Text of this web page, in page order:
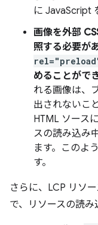
に JavaScript
画像を外部
照する必要が
めることがで
れる画像は、
出されないこ
HTML ソース
スの読み込み
ます。このよ
す。
さらに、LCP リソ
で、リソースの読み